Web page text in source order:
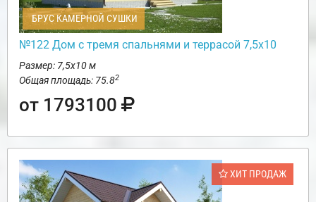
БРУС КАМЕРНОЙ СУШКИ
№122 Дом с тремя спальнями и террасой 7,5х10
Размер: 7,5х10 м
Общая площадь: 75.82
от 1793100
ХИТ ПРОДАЖ